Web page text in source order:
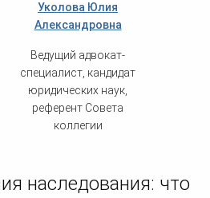
Уколова Юлия
Александровна
Ведущий адвокат-
специалист, кандидат
юридических наук,
референт Совета
коллегии
наследования: что